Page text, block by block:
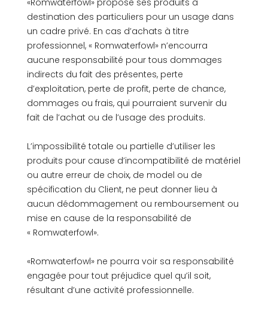
destination des particuliers pour un usage dans
un cadre privé. En cas d’achats à titre
professionnel, « Romwaterfowl» n’encourra
aucune responsabilité pour tous dommages
indirects du fait des présentes, perte
d’exploitation, perte de profit, perte de chance,
dommages ou frais, qui pourraient survenir du
fait de l’achat ou de l’usage des produits.
L’impossibilité totale ou partielle d’utiliser les
produits pour cause d’incompatibilité de matériel
ou autre erreur de choix, de model ou de
spécification du Client, ne peut donner lieu à
aucun dédommagement ou remboursement ou
mise en cause de la responsabilité de
« Romwaterfowl».
«Romwaterfowl» ne pourra voir sa responsabilité
engagée pour tout préjudice quel qu’il soit,
résultant d’une activité professionnelle.